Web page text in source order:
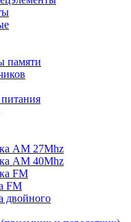
памяти
AM 27Mhz
AM 40Mhz
FM
FM
двойного